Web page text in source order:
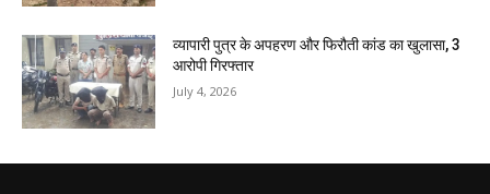
व्यापारी पुत्र के अपहरण और फिरौती कांड का खुलासा, 3
आरोपी गिरफ्तार
July 4, 2026